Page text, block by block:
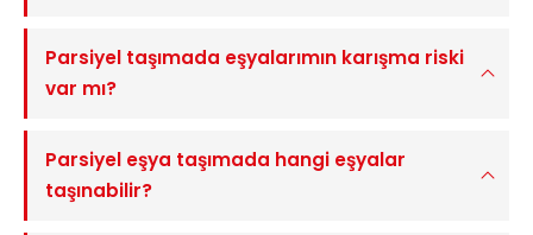
Parsiyel taşımada eşyalarımın karışma riski
var mı?
Parsiyel eşya taşımada hangi eşyalar
taşınabilir?